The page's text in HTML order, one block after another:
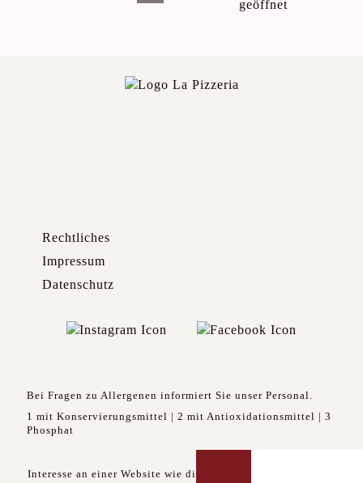
Rechtliches
Impressum
Datenschutz
Bei Fragen zu Allergenen informiert Sie unser Personal.
1 mit Konservierungsmittel | 2 mit Antioxidationsmittel | 3
Phosphat
Interesse an einer Website wie dieser? Direkt los zu